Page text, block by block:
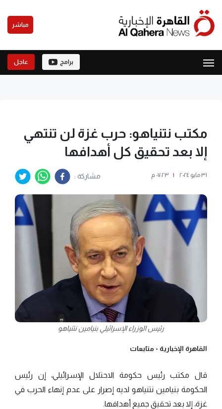
مباشر
برامج عاجل
مكتب نتنياهو: حرب غزة لن تنتهي
إلا بعد تحقيق كل أهدافها
٣١ مايو ٢٠٢٤ | ٠٧:٢٣ م مشاركة :
رئيس الوزراء الإسرائيلي بنيامين نتنياهو
القاهرة الإخبارية - متابعات
قال مكتب رئيس حكومة الاحتلال الإسرائيلي، إن رئيس
الحكومة بنيامين نتنياهو لديه إصرار على عدم إنهاء الحرب في
غزة، إلا بعد تحقيق جميع أهدافها.